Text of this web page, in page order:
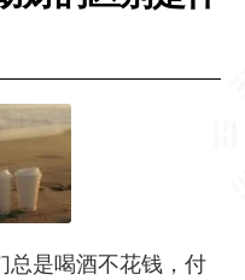
总是喝酒不花钱，付